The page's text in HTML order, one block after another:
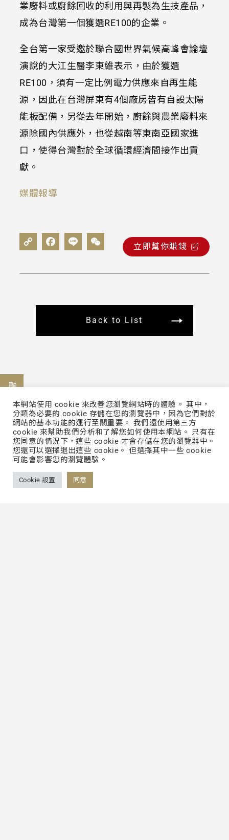
聯絡我們
業廢料或廚餘回收的利用與再製為生技產品，
成為台灣第一個獲選RE100的企業。
全台第一家受邀於聯合國世界氣候高峰會論壇
演說的大江生醫李東維表示，由於獲選
RE100，須有一定比例電力供應來自再生能
源，因此在台灣屏東有4個廠房皆有自設太陽
能板配備，另從去年開始，廚餘與農業廢料來
源除國內供應外，也從越南等東南亞國家進
口，使得台灣對於全球循環經濟間接作出貢
獻。
媒體報導
立即幫你賺錢
Back to List
FOLLOW US
本網站使用 cookie 來改善您瀏覽網站時的體驗。 其中，
分類為必要的 cookie 存儲在您的瀏覽器中，因為它們對於
網站的基本功能的運行至關重要。 我們還使用第三方
cookie 來幫助我們分析和了解您如何使用本網站。 只有在
您同意的情況下，這些 cookie 才會存儲在您的瀏覽器中。
您還可以選擇退出這些 cookie。 但選擇其中一些 cookie
可能會影響您的瀏覽體驗。
Cookie 設置 同意